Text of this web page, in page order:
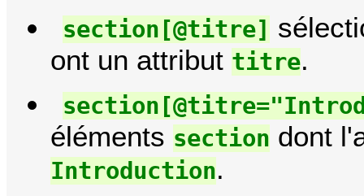
section[@titre]
ont un attribut titre.
éléments section dont
Introduction.